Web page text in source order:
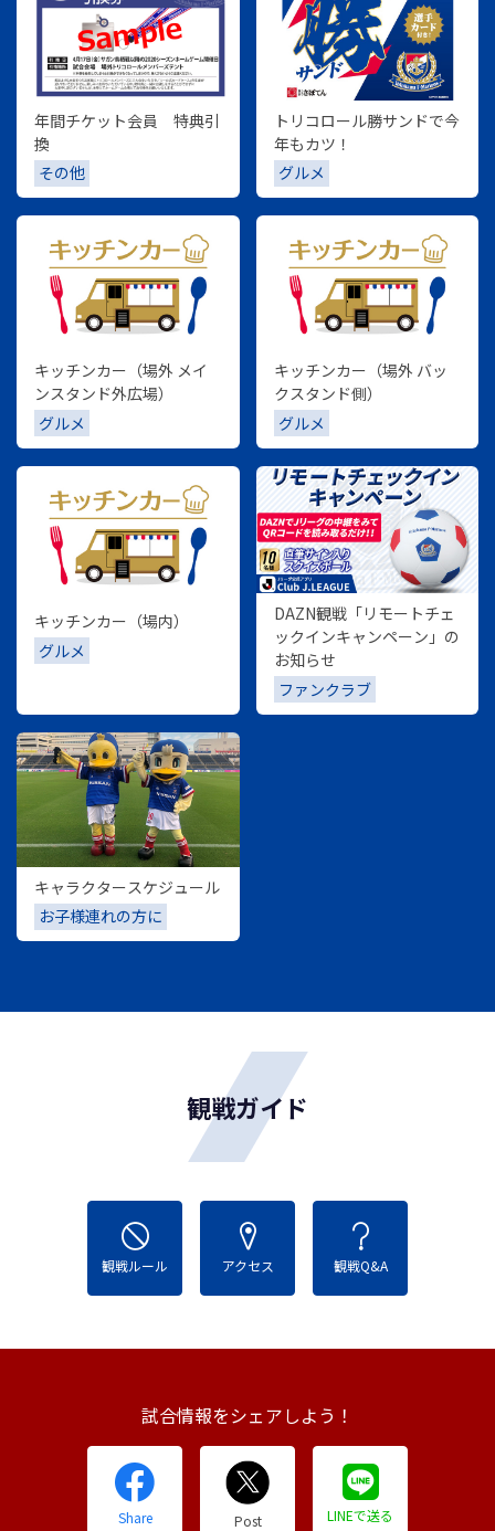
年間チケット会員 特典引
換
その他
トリコロール勝サンドで今
年もカツ！
グルメ
キッチンカー（場外 メイ
ンスタンド外広場）
グルメ
キッチンカー（場外 バッ
クスタンド側）
グルメ
キッチンカー（場内）
グルメ
DAZN観戦「リモートチェ
ックインキャンペーン」の
お知らせ
ファンクラブ
キャラクタースケジュール
お子様連れの方に
観戦ガイド
観戦ルール アクセス 観戦Q&A
試合情報をシェアしよう！
Share Post LINEで送る